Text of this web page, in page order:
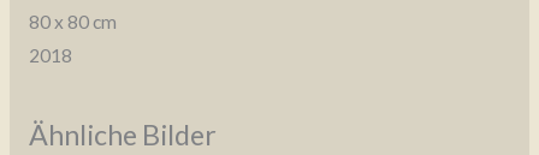
80 x 80 cm
2018
Ähnliche Bilder